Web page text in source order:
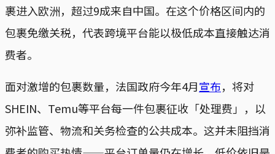
裹进入欧洲，超过9成来自中国。在这个价格区间内的
包裹免缴关税，代表跨境平台能以极低成本直接触达消
费者。
面对激增的包裹数量，法国政府今年4月宣布，将对
SHEIN、Temu等平台每一件包裹征收「处理费」，以
弥补监管、物流和关务检查的公共成本。这并未阻挡消